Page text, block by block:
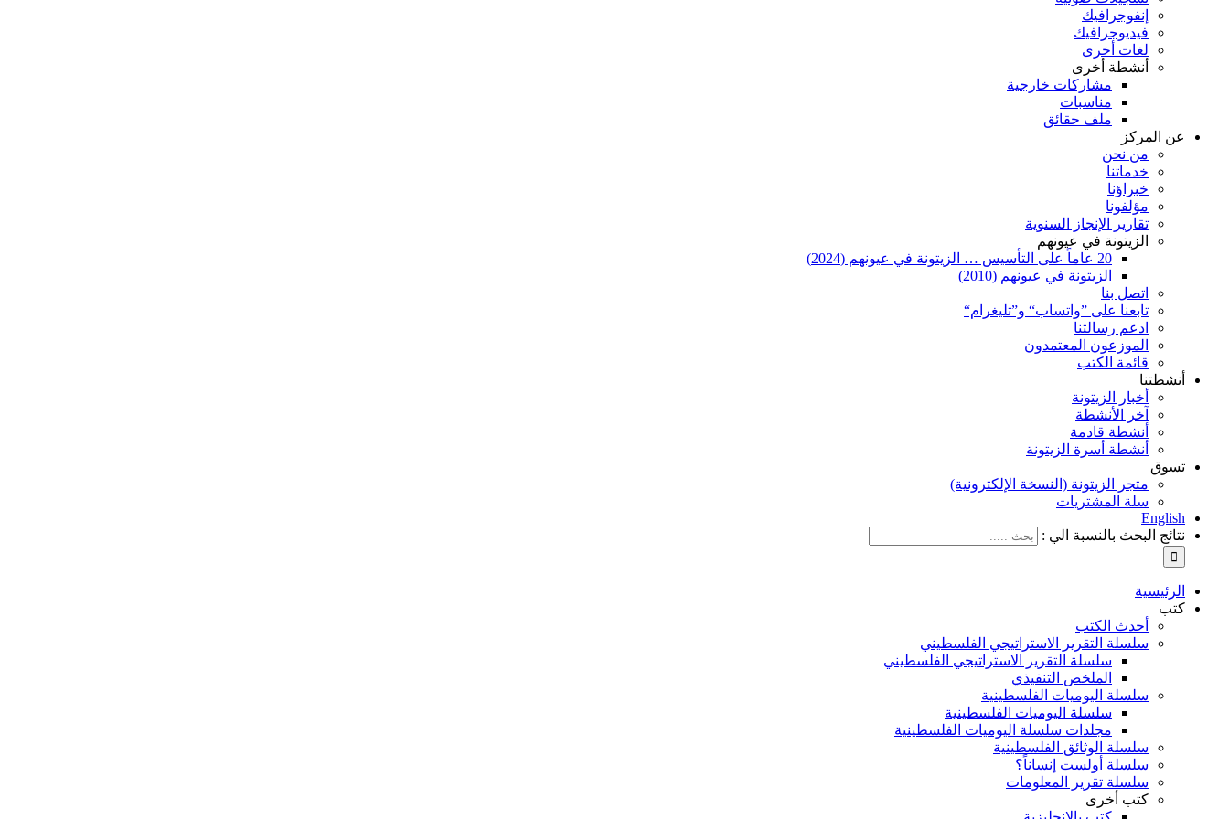
إنفوجرافيك
فيديوجرافيك
لغات أخرى
أنشطة أخرى
مشاركات خارجية
مناسبات
ملف حقائق
عن المركز
من نحن
خدماتنا
خبراؤنا
مؤلفونا
تقارير الإنجاز السنوية
الزيتونة في عيونهم
20 عاماً على التأسيس … الزيتونة في عيونهم (2024)
الزيتونة في عيونهم (2010)
اتصل بنا
تابعنا على ”واتساب“ و”تليغرام“
ادعم رسالتنا
الموزعون المعتمدون
قائمة الكتب
أنشطتنا
أخبار الزيتونة
آخر الأنشطة
أنشطة قادمة
أنشطة أسرة الزيتونة
تسوق
متجر الزيتونة (النسخة الإلكترونية)
سلة المشتريات
English
نتائج البحث بالنسبة الي :
الرئيسية
كتب
أحدث الكتب
سلسلة التقرير الاستراتيجي الفلسطيني
سلسلة التقرير الاستراتيجي الفلسطيني
الملخص التنفيذي
سلسلة اليوميات الفلسطينية
سلسلة اليوميات الفلسطينية
مجلدات سلسلة اليوميات الفلسطينية
سلسلة الوثائق الفلسطينية
سلسلة أولست إنساناً؟
سلسلة تقرير المعلومات
كتب أخرى